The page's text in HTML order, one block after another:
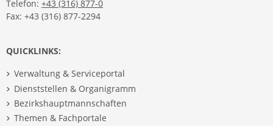
Telefon: +43 (316) 877-0
Fax: +43 (316) 877-2294
QUICKLINKS:
Verwaltung & Serviceportal
Dienststellen & Organigramm
Bezirkshauptmannschaften
Themen & Fachportale